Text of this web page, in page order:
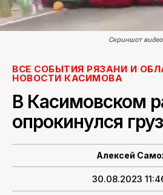
Скриншот видео
ВСЕ СОБЫТИЯ РЯЗАНИ И
НОВОСТИ КАСИМОВА
В Касимовском
опрокинулся
Алексей
30.08.2023